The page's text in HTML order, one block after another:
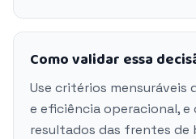
Como validar essa
Use critérios mensuráveis
e eficiência operacional, e
resultados das frentes de